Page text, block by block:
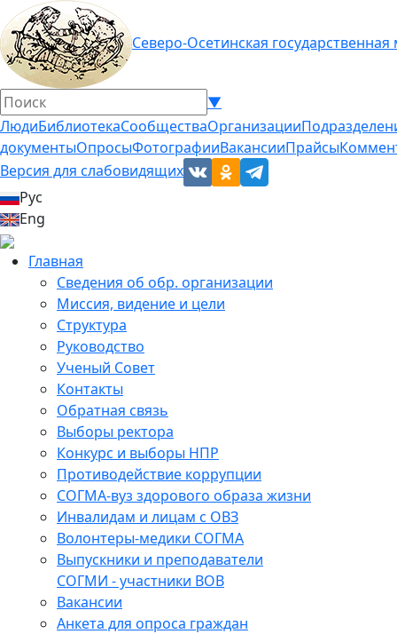
Северо-Осетинская
▼
ЛюдиБиблиотекаСообществаОрганизации
документыОпросыФотографииВакансииПрайсы
Версия для слабовидящих
Рус
Eng
Главная
Сведения об обр. организации
Миссия, видение и цели
Структура
Руководство
Ученый Совет
Контакты
Обратная связь
Выборы ректора
Конкурс и выборы НПР
Противодействие коррупции
СОГМА-вуз здорового образа жизни
Инвалидам и лицам с ОВЗ
Волонтеры-медики СОГМА
Выпускники и преподаватели
СОГМИ - участники ВОВ
Вакансии
Анкета для опроса граждан